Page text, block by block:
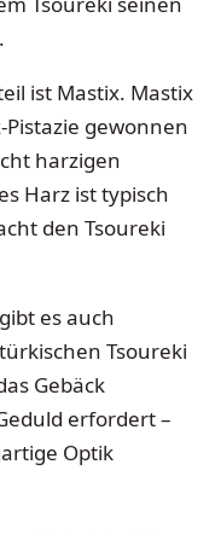
ist Mastix. Mastix
Pistazie gewonnen
harzigen
Harz ist typisch
den Tsoureki
es auch
Tsoureki
Gebäck
erfordert –
Optik